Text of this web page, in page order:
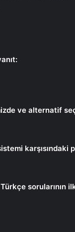
ve alternatif
karşısındaki
sorularının